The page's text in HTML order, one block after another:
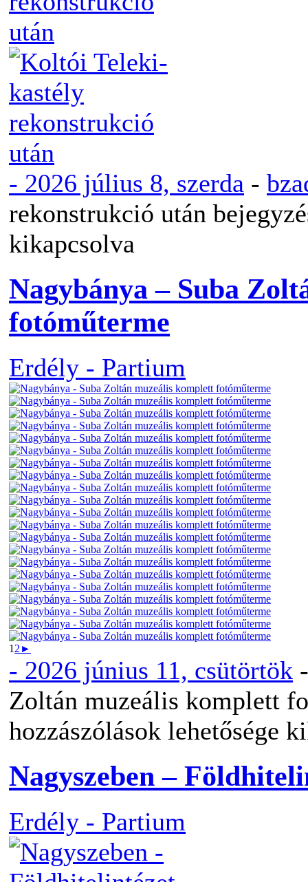
- 2026 július 8, szerda -
rekonstrukció után
kikapcsolva
Nagybánya – Suba
fotóműterme
Erdély - Partium
1 2 ►
- 2026 június 11, csütörtök
Zoltán muzeális komplett
hozzászólások lehetősége
Nagyszeben –
Erdély - Partium